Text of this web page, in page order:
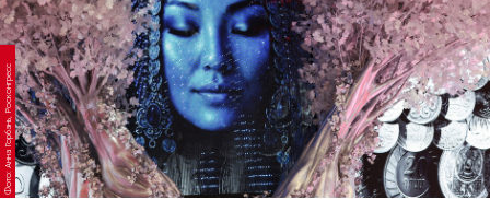
Фото: Анна Горбань, Росконгресс